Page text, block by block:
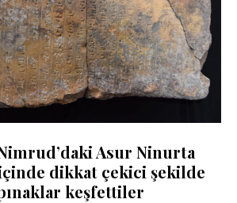
Asur Ninurta
içinde dikkat çekici şekilde
keşfettiler